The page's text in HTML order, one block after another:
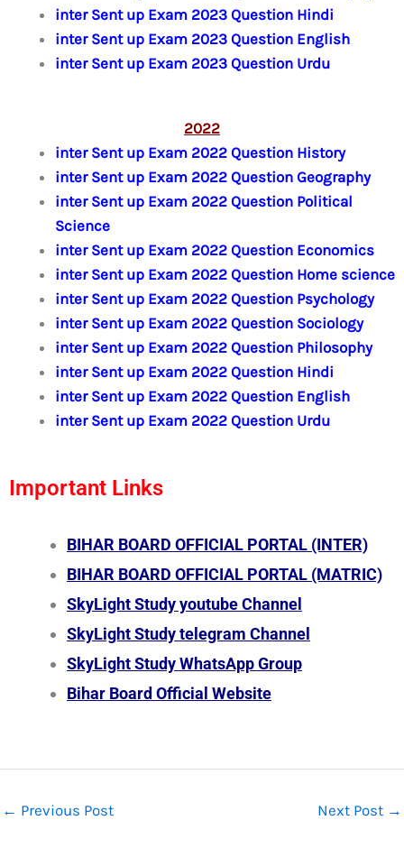
inter Sent up Exam 2023 Question Hindi
inter Sent up Exam 2023 Question English
inter Sent up Exam 2023 Question Urdu
2022
inter Sent up Exam 2022 Question History
inter Sent up Exam 2022 Question Geography
inter Sent up Exam 2022 Question Political
Science
inter Sent up Exam 2022 Question Economics
inter Sent up Exam 2022 Question Home science
inter Sent up Exam 2022 Question Psychology
inter Sent up Exam 2022 Question Sociology
inter Sent up Exam 2022 Question Philosophy
inter Sent up Exam 2022 Question Hindi
inter Sent up Exam 2022 Question English
inter Sent up Exam 2022 Question Urdu
Important Links
BIHAR BOARD OFFICIAL PORTAL (INTER)
BIHAR BOARD OFFICIAL PORTAL (MATRIC)
SkyLight Study youtube Channel
SkyLight Study telegram Channel
SkyLight Study WhatsApp Group
Bihar Board Official Website
← Previous Post Next Post →